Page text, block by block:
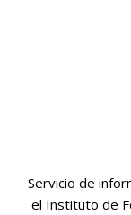
Servicio de
el Instituto de